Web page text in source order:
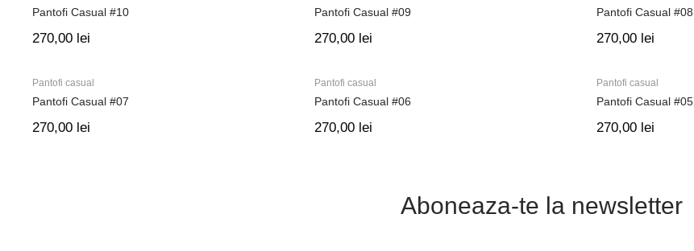
Pantofi Casual #10
270,00 lei
Pantofi Casual #09
270,00 lei
Pantofi Casual #08
270,00 lei
Pantofi casual
Pantofi Casual #07
270,00 lei
Pantofi casual
Pantofi Casual #06
270,00 lei
Pantofi casual
Pantofi Casual #05
270,00 lei
Aboneaza-te la newsletter